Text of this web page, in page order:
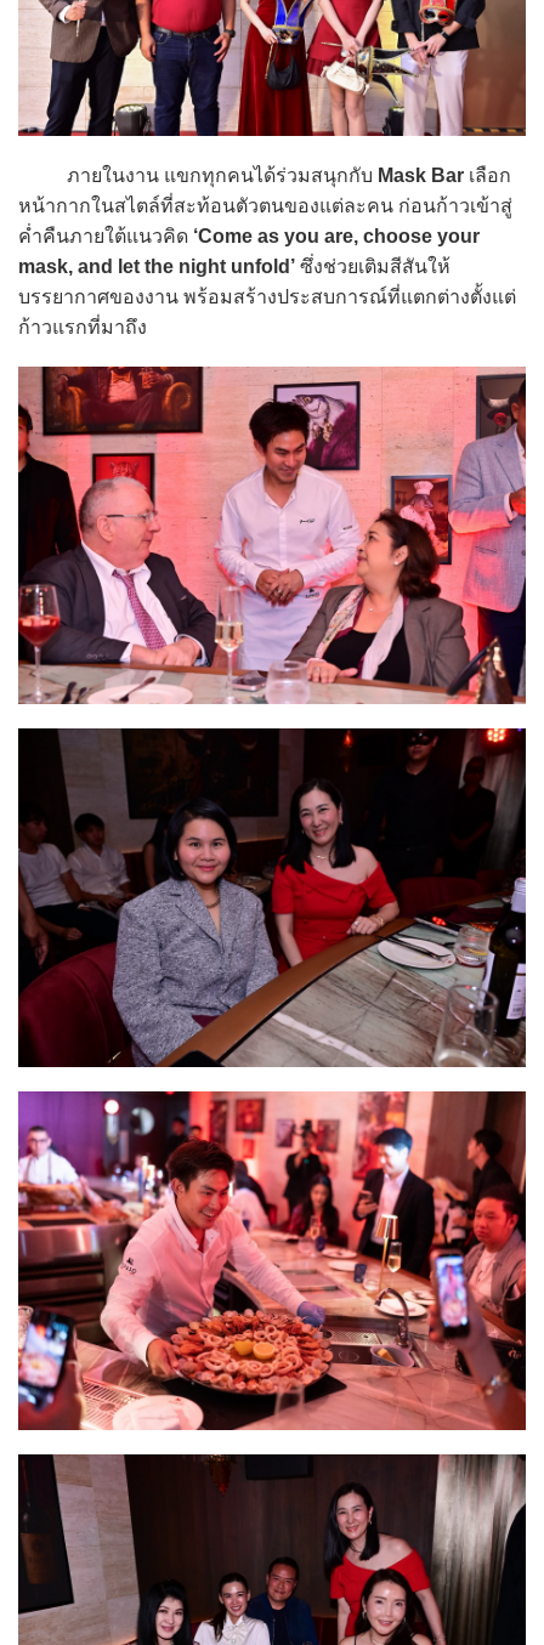
ภายในงาน แขกทุกคนได้ร่วมสนุกกับ Mask Bar เลือก
หน้ากากในสไตล์ที่สะท้อนตัวตนของแต่ละคน ก่อนก้าวเข้าสู่
ค่ำคืนภายใต้แนวคิด ‘Come as you are, choose your
mask, and let the night unfold’ ซึ่งช่วยเติมสีสันให้
บรรยากาศของงาน พร้อมสร้างประสบการณ์ที่แตกต่างตั้งแต่
ก้าวแรกที่มาถึง